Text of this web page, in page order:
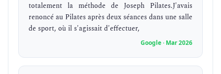
totalement la méthode de Joseph Pilates.J'avais
renoncé au Pilates après deux séances dans une salle
de sport, où il s'agissait d'effectuer,
Google · Mar 2026